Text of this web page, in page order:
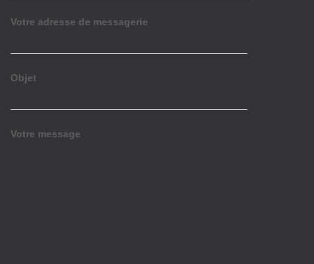
Votre adresse de messagerie
Objet
Votre message